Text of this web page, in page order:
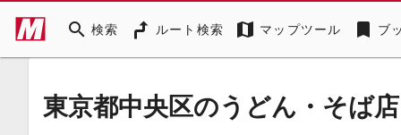
search 検索 ルート検索 map マップツール bookmark ブ
東京都中央区のうどん・そば店